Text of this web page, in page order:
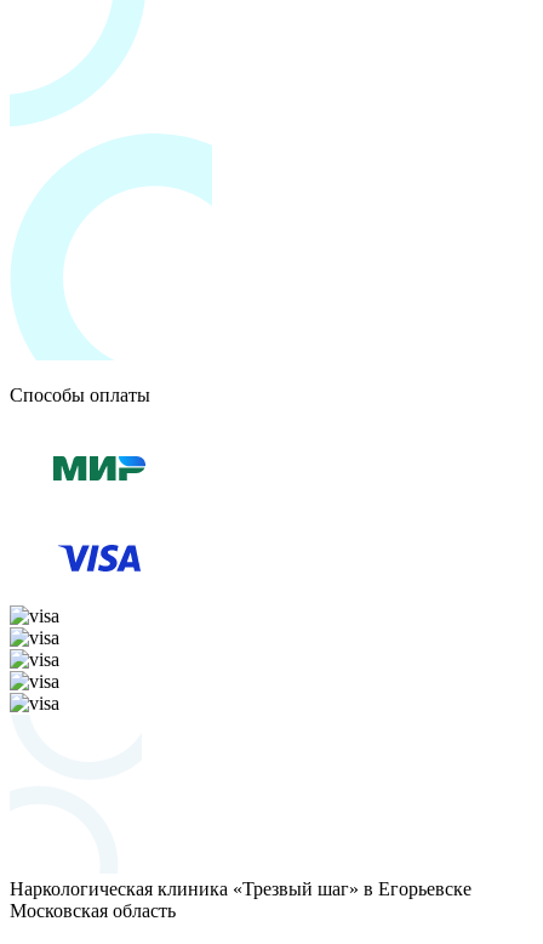
Способы оплаты
Наркологическая клиника «Трезвый шаг» в Егорьевске
Московская область